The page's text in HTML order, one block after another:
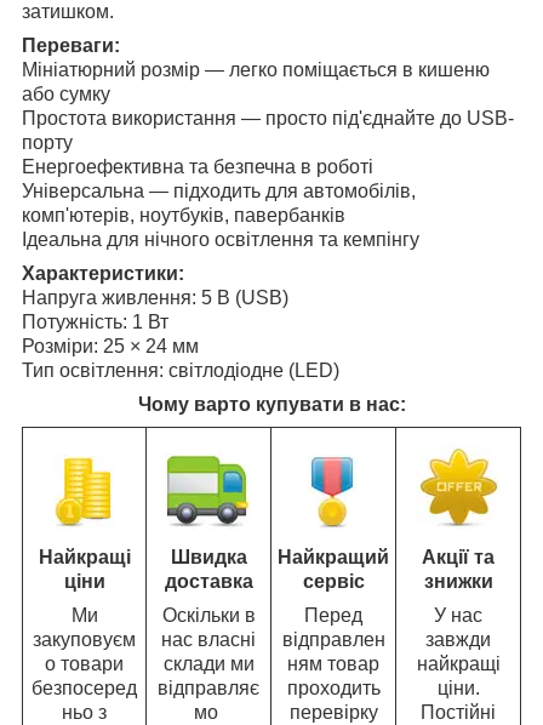
затишком.
Переваги:
Мініатюрний розмір — легко поміщається в кишеню
або сумку
Простота використання — просто під'єднайте до USB-
порту
Енергоефективна та безпечна в роботі
Універсальна — підходить для автомобілів,
комп'ютерів, ноутбуків, павербанків
Ідеальна для нічного освітлення та кемпінгу
Характеристики:
Напруга живлення: 5 В (USB)
Потужність: 1 Вт
Розміри: 25 × 24 мм
Тип освітлення: світлодіодне (LED)
Чому варто купувати в нас:
Найкращі
ціни
Ми
закуповуєм
о товари
безпосеред
ньо з
Швидка
доставка
Оскільки в
нас власні
склади ми
відправляє
мо
Найкращий
сервіс
Перед
відправлен
ням товар
проходить
перевірку
Акції та
знижки
У нас
завжди
найкращі
ціни.
Постійні